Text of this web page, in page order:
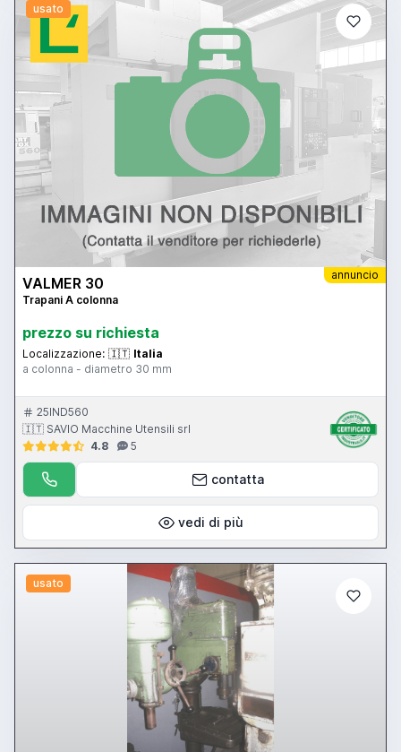
usato
annuncio
VALMER 30
Trapani A colonna
prezzo su richiesta
Localizzazione: 🇮🇹 Italia
a colonna - diametro 30 mm
25IND560
🇮🇹 SAVIO Macchine Utensili srl
4.8
5
contatta
vedi di più
usato